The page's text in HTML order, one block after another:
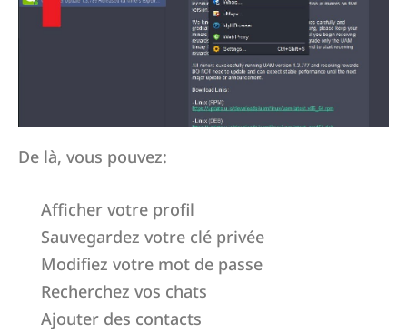
De là, vous pouvez:
Afficher votre profil
Sauvegardez votre clé privée
Modifiez votre mot de passe
Recherchez vos chats
Ajouter des contacts